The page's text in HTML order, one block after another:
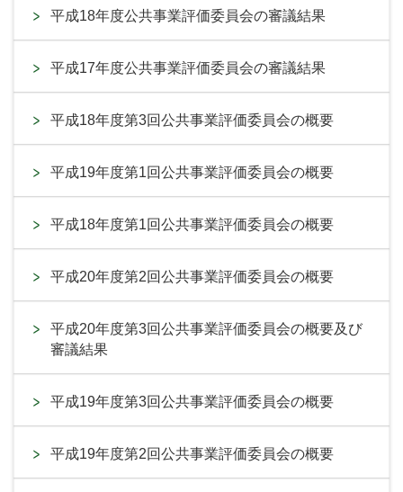
平成18年度公共事業評価委員会の審議結果
平成17年度公共事業評価委員会の審議結果
平成18年度第3回公共事業評価委員会の概要
平成19年度第1回公共事業評価委員会の概要
平成18年度第1回公共事業評価委員会の概要
平成20年度第2回公共事業評価委員会の概要
平成20年度第3回公共事業評価委員会の概要及び
審議結果
平成19年度第3回公共事業評価委員会の概要
平成19年度第2回公共事業評価委員会の概要